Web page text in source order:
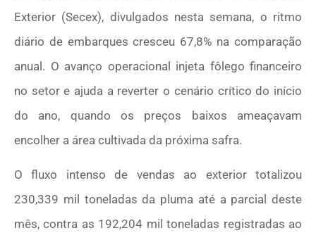
Exterior (Secex), divulgados nesta semana, o ritmo
diário de embarques cresceu 67,8% na comparação
anual. O avanço operacional injeta fôlego financeiro
no setor e ajuda a reverter o cenário crítico do início
do ano, quando os preços baixos ameaçavam
encolher a área cultivada da próxima safra.
O fluxo intenso de vendas ao exterior totalizou
230,339 mil toneladas da pluma até a parcial deste
mês, contra as 192,204 mil toneladas registradas ao